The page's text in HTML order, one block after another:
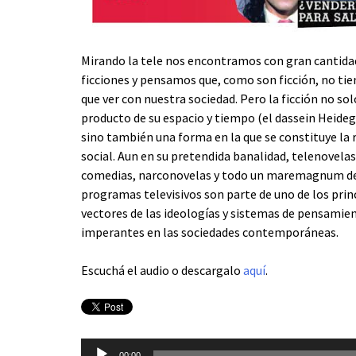
Mirando la tele nos encontramos con gran
ficciones y pensamos que, como son ficción, no
que ver con nuestra sociedad. Pero la ficción no
producto de su espacio y tiempo (el dassein
sino también una forma en la que se constituye la
social. Aun en su pretendida banalidad,
comedias, narconovelas y todo un maremagnum
programas televisivos son parte de uno de los
vectores de las ideologías y sistemas de
imperantes en las sociedades contemporáneas.
Escuchá el audio o descargalo aquí.
Reproductor